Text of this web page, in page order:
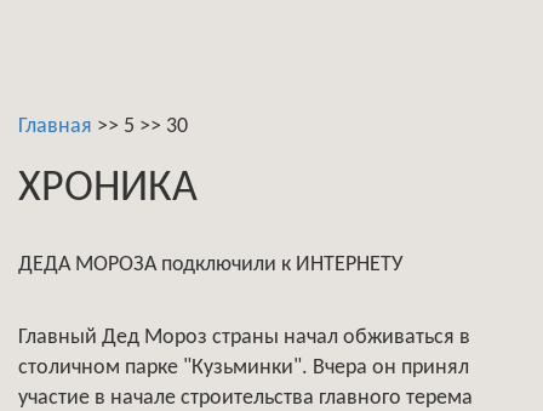
Главная >> 5 >> 30
ХРОНИКА
ДЕДА МОРОЗА подключили к ИНТЕРНЕТУ
Главный Дед Мороз страны начал обживаться в
столичном парке "Кузьминки". Вчера он принял
участие в начале строительства главного терема